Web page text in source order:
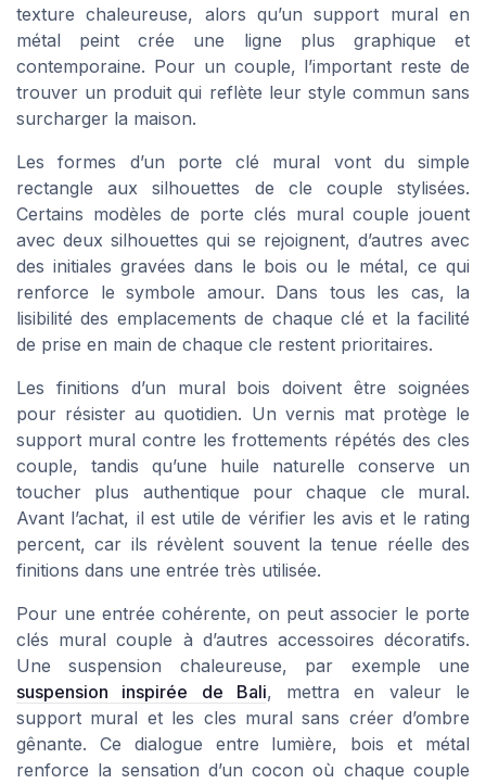
texture chaleureuse, alors qu’un support mural en
métal peint crée une ligne plus graphique et
contemporaine. Pour un couple, l’important reste de
trouver un produit qui reflète leur style commun sans
surcharger la maison.
Les formes d’un porte clé mural vont du simple
rectangle aux silhouettes de cle couple stylisées.
Certains modèles de porte clés mural couple jouent
avec deux silhouettes qui se rejoignent, d’autres avec
des initiales gravées dans le bois ou le métal, ce qui
renforce le symbole amour. Dans tous les cas, la
lisibilité des emplacements de chaque clé et la facilité
de prise en main de chaque cle restent prioritaires.
Les finitions d’un mural bois doivent être soignées
pour résister au quotidien. Un vernis mat protège le
support mural contre les frottements répétés des cles
couple, tandis qu’une huile naturelle conserve un
toucher plus authentique pour chaque cle mural.
Avant l’achat, il est utile de vérifier les avis et le rating
percent, car ils révèlent souvent la tenue réelle des
finitions dans une entrée très utilisée.
Pour une entrée cohérente, on peut associer le porte
clés mural couple à d’autres accessoires décoratifs.
Une suspension chaleureuse, par exemple une
suspension inspirée de Bali, mettra en valeur le
support mural et les cles mural sans créer d’ombre
gênante. Ce dialogue entre lumière, bois et métal
renforce la sensation d’un cocon où chaque couple